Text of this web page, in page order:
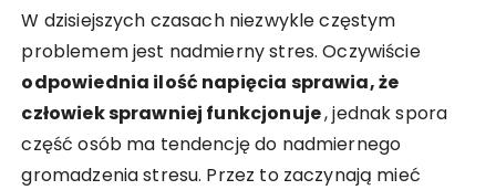
W dzisiejszych czasach niezwykle częstym
problemem jest nadmierny stres. Oczywiście
odpowiednia ilość napięcia sprawia, że
człowiek sprawniej funkcjonuje, jednak spora
część osób ma tendencję do nadmiernego
gromadzenia stresu. Przez to zaczynają mieć